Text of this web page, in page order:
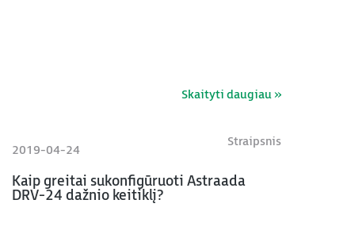
Skaityti daugiau »
Straipsnis
2019-04-24
Kaip greitai sukonfigūruoti Astraada
DRV-24 dažnio keitiklį?